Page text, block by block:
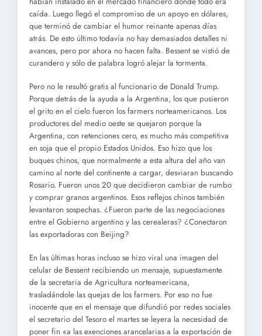
caída. Luego llegó el compromiso de un apoyo en dólares,
que terminó de cambiar el humor reinante apenas días
atrás. De esto último todavía no hay demasiados detalles ni
avances, pero por ahora no hacen falta. Bessent se vistió de
curandero y sólo de palabra logró alejar la tormenta.
Pero no le resultó gratis al funcionario de Donald Trump.
Porque detrás de la ayuda a la Argentina, los que pusieron
el grito en el cielo fueron los farmers norteamericanos. Los
productores del medio oeste se quejaron porque la
Argentina, con retenciones cero, es mucho más competitiva
en soja que el propio Estados Unidos. Eso hizo que los
buques chinos, que normalmente a esta altura del año van
camino al norte del continente a cargar, desviaran buscando
Rosario. Fueron unos 20 que decidieron cambiar de rumbo
y comprar granos argentinos. Esos reflejos chinos también
levantaron sospechas. ¿Fueron parte de las negociaciones
entre el Gobierno argentino y las cerealeras? ¿Conectaron
las exportadoras con Beijing?
En las últimas horas incluso se hizo viral una imagen del
celular de Bessent recibiendo un mensaje, supuestamente
de la secretaria de Agricultura norteamericana,
trasladándole las quejas de los farmers. Por eso no fue
inocente que en el mensaje que difundió por redes sociales
el secretario del Tesoro el martes se leyera la necesidad de
poner fin «a las exenciones arancelarias a la exportación de